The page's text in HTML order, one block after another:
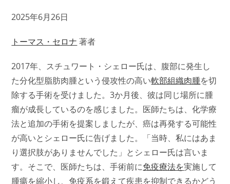
2025年6月26日
トーマス・セロナ 著者
2017年、スチュワート・シェロー氏は、腹部に発生し
た分化型脂肪肉腫という侵攻性の高い軟部組織肉腫を切
除する手術を受けました。3か月後、彼は同じ場所に腫
瘤が成長しているのを感じました。医師たちは、化学療
法と追加の手術を提案しましたが、癌は再発する可能性
が高いと シェロー氏に告げました。「当時、私にはあま
り選択肢がありませんでした」とシェロー氏は言いま
す。そこで、医師たちは、手術前に免疫療法を実施して
腫瘍を縮小し、免疫系を鍛えて疾患を抑制できるかどう